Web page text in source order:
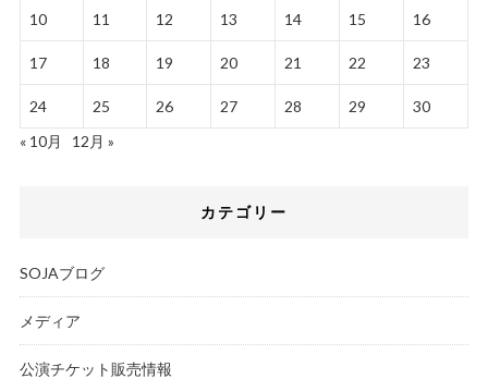
10 11 12 13 14 15 16
17 18 19 20 21 22 23
24 25 26 27 28 29
30
« 10月
12月 »
カテゴリー
SOJAブログ
メディア
公演チケット販売情報